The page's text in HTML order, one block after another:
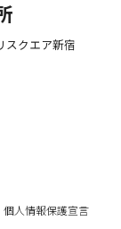
スクエア新宿
個人情報保護宣言